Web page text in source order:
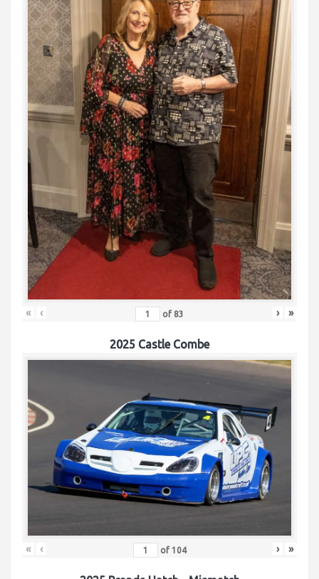
« ‹ of 83 › »
2025 Castle Combe
« ‹ of 104 › »